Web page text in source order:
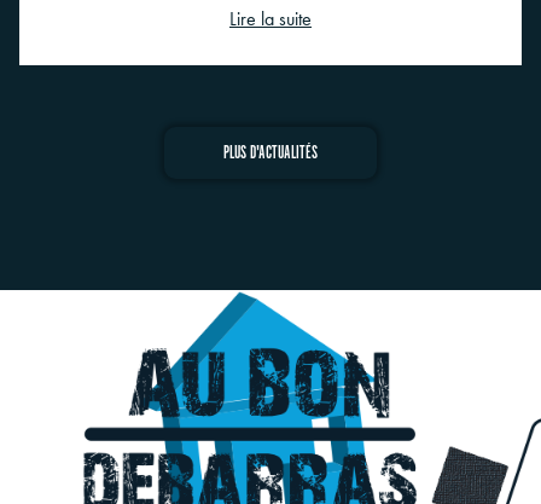
Lire la suite
PLUS D'ACTUALITÉS